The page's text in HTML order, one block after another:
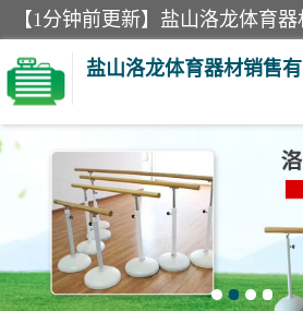
盐山洛龙体育器材销售
单双杠 舞
400米障碍器材 体
300米障碍器材 攀